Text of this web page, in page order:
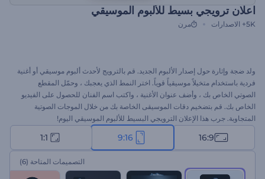
اعلان ترويجي بسيط للألبوم الموسيقي
5K+ الاصدارات مرن
ولد ضجة وإثارة حول إصدار الألبوم الجديد. قم بالترويج لأحدث ألبوم موسيقي أو أغنية
فردية باستخدام متخيلاً موسيقياً قوياً. اختر النمط الذي يعجبك ، وحمّل المقطع
الصوتي الخاص بك ، وأضف عنوان الأغنية ، واكتب اسم الفنان للحصول على الفيديو
الخاص بك. قم بتضخيم دقات الموسيقى الخاصة بك من خلال الموجات الصوتية
المتجاوبة. جرب هذا الإعلان الترويجي البسيط للألبوم الموسيقي اليوم!
16:9
9:16
1:1
التصميمات المتاحة (6)